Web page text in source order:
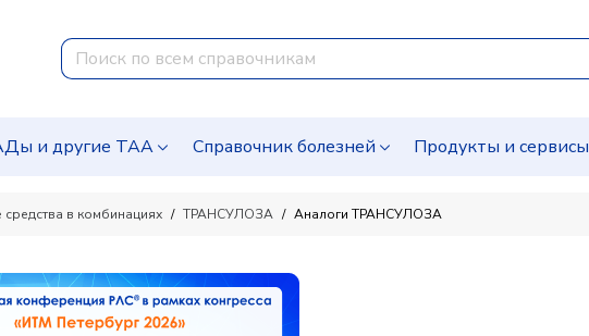
и другие ТАА Справочник болезней Продукты и сервисы
в комбинациях ТРАНСУЛОЗА Аналоги ТРАНСУЛОЗА